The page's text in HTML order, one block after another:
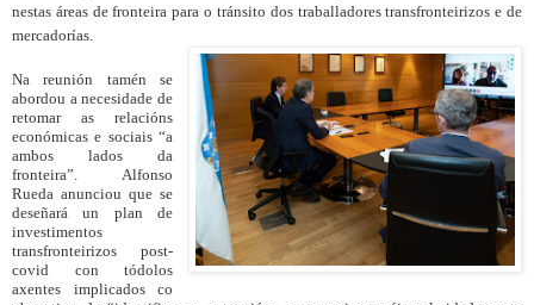
nestas áreas de fronteira para o tránsito dos traballadores transfronteirizos e de
mercadorías.
Na reunión tamén se
abordou a necesidade de
retomar as relacións
económicas e sociais “a
ambos lados da
fronteira”. Alfonso
Rueda anunciou que se
deseñará un plan de
investimentos
transfronteirizos post-
covid con tódolos
axentes implicados co